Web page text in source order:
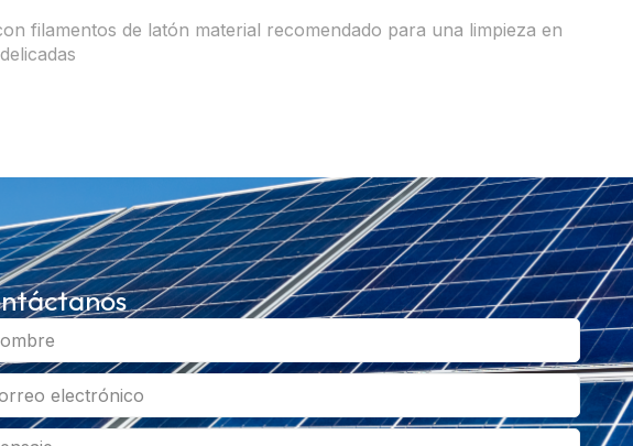
filamentos de latón material recomendado para una limpieza en